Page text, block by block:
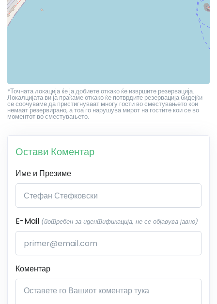
*Точната локација ќе ја добиете откако ќе извршите резервација.
Локалцијата ви ја праќаме откако ќе потврдите резервација бидејќи
се соочуваме да пристигнуваат многу гости во сместувањето кои
немаат резервирано, а тоа го нарушува мирот на гостите кои се во
моментот во сместувањето.
Остави Коментар
Име и Презиме
E-Mail (потребен за идентификација, не се објавува јавно)
Коментар